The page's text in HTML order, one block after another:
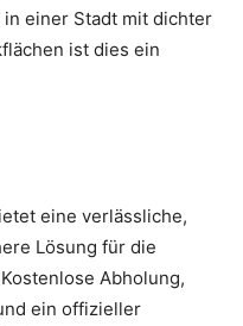
einer Stadt mit dichter
ist dies ein
eine verlässliche,
Lösung für die
Abholung,
ein offizieller